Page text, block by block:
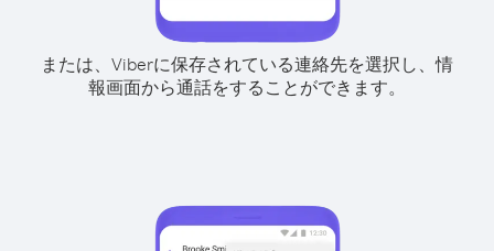
または、Viberに保存されている連絡先を選択し、情
報画面から通話をすることができます。